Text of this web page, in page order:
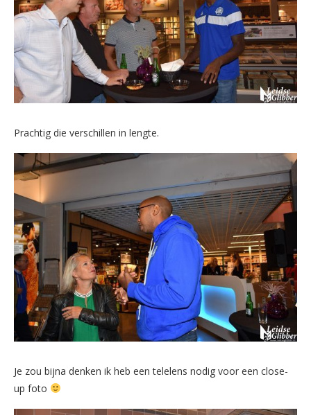
Prachtig die verschillen in lengte.
Je zou bijna denken ik heb een telelens nodig voor een close-
up foto